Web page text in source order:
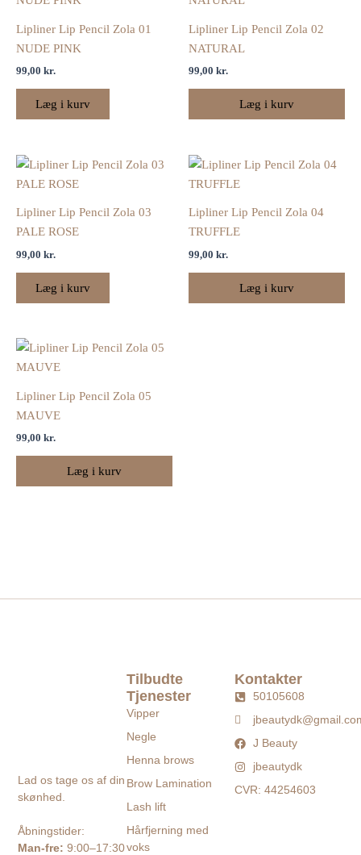
Lipliner Lip Pencil Zola 01
NUDE PINK
99,00 kr.
Læg i kurv
Lipliner Lip Pencil Zola 02
NATURAL
99,00 kr.
Læg i kurv
Lipliner Lip Pencil Zola 03
PALE ROSE
99,00 kr.
Læg i kurv
Lipliner Lip Pencil Zola 04
TRUFFLE
99,00 kr.
Læg i kurv
Lipliner Lip Pencil Zola 05
MAUVE
99,00 kr.
Læg i kurv
Lad os tage os af din
skønhed.
Åbningstider:
Man-fre:9:00–17:30
Tilbudte
Tjenester
Vipper
Negle
Henna brows
Brow Lamination
Lash lift
Hårfjerning med
voks
Kontakter
50105608
J Beauty
jbeautydk
CVR: 44254603